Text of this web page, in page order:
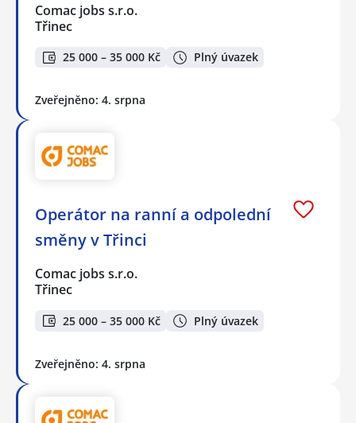
Comac jobs s.r.o.
Třinec
25 000 – 35 000 Kč Plný úvazek
Zveřejněno: 4. srpna
Operátor na ranní a odpolední
směny v Třinci
Comac jobs s.r.o.
Třinec
25 000 – 35 000 Kč Plný úvazek
Zveřejněno: 4. srpna